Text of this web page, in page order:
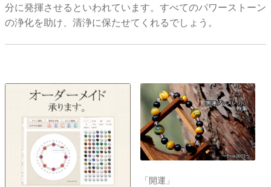
分に発揮させるといわれています。すべてのパワーストーン
の浄化を助け、清浄に保たせてくれるでしょう。
「開運」